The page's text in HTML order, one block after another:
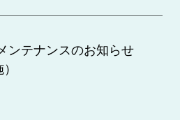
ンテナンスのお知らせ